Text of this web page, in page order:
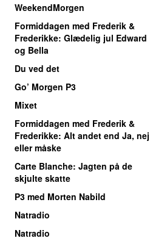
WeekendMorgen
Formiddagen med Frederik &
Frederikke: Glædelig jul Edward
og Bella
Du ved det
Go’ Morgen P3
Mixet
Formiddagen med Frederik &
Frederikke: Alt andet end Ja, nej
eller måske
Carte Blanche: Jagten på de
skjulte skatte
P3 med Morten Nabild
Natradio
Natradio